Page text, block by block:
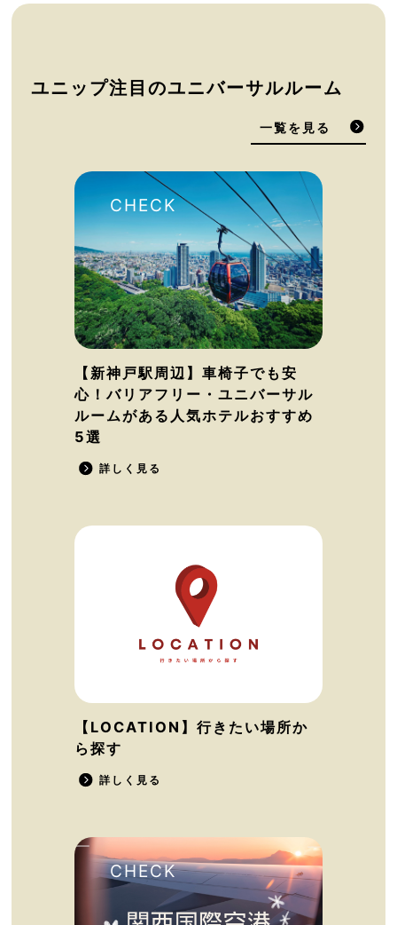
ユニップ注目のユニバーサルルーム
一覧を見る
【新神戸駅周辺】車椅子でも安
心！バリアフリー・ユニバーサル
ルームがある人気ホテルおすすめ
5選
詳しく見る
【LOCATION】行きたい場所か
ら探す
詳しく見る